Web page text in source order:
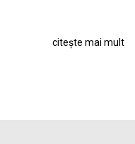
citește mai mult